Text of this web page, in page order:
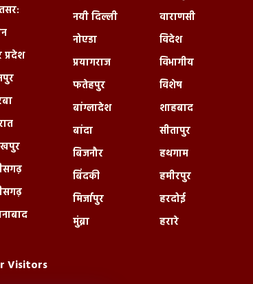
प्रदेश
नयी दिल्ली
नोएडा
प्रयागराज
फतेहपुर
बांग्लादेश
बांदा
बिजनौर
बिंदकी
मिर्जापुर
मुंब्रा
वाराणसी
विदेश
विभागीय
विशेष
शाहबाद
सीतापुर
हथगाम
हमीरपुर
हरदोई
हरारे
Visitors